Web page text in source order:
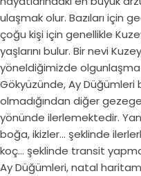
ulaşmak olur. Bazıları için
çoğu kişi için genellikle
yaşlarını bulur. Bir nevi
yöneldiğimizde
Gökyüzünde, Ay Düğümleri
olmadığından diğer
yönünde ilerlemektedir.
boğa, ikizler… şeklinde
koç… şeklinde transit
Ay Düğümleri, natal